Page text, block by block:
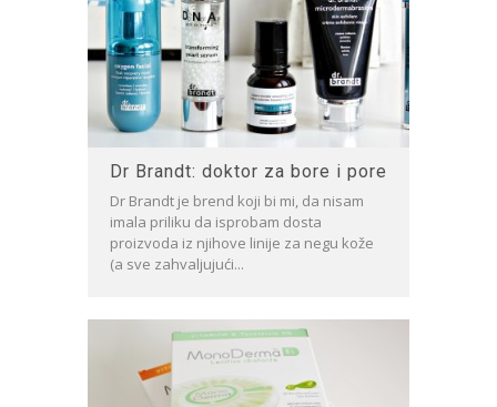
Dr Brandt: doktor za bore i pore
Dr Brandt je brend koji bi mi, da nisam
imala priliku da isprobam dosta
proizvoda iz njihove linije za negu kože
(a sve zahvaljujući...